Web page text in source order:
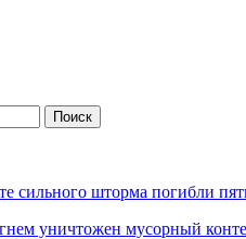
сильного шторма погибли
уничтожен мусорный